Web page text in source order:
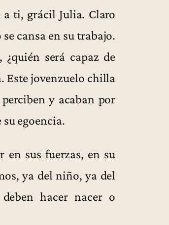
ti, grácil Julia. Claro
cansa en su trabajo.
será capaz de
Este jovenzuelo chilla
y acaban por
egoencia.
en sus fuerzas, en su
ya del niño, ya del
hacer nacer o